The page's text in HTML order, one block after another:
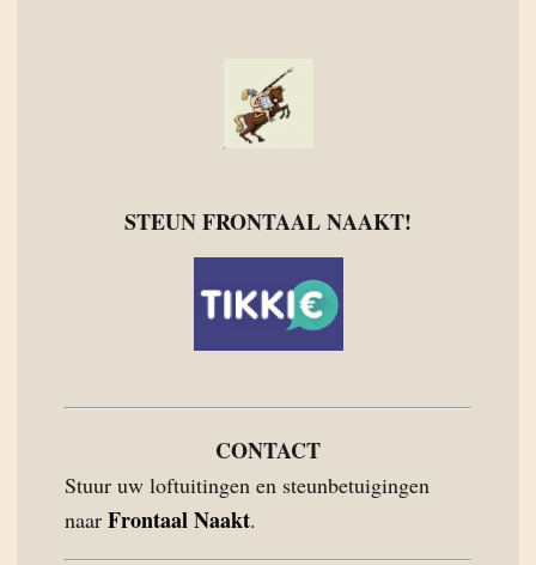
STEUN FRONTAAL NAAKT!
CONTACT
Stuur uw loftuitingen en steunbetuigingen
naar Frontaal Naakt.